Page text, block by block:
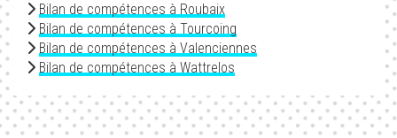
Bilan de compétences à Roubaix
Bilan de compétences à Tourcoing
Bilan de compétences à Valenciennes
Bilan de compétences à Wattrelos